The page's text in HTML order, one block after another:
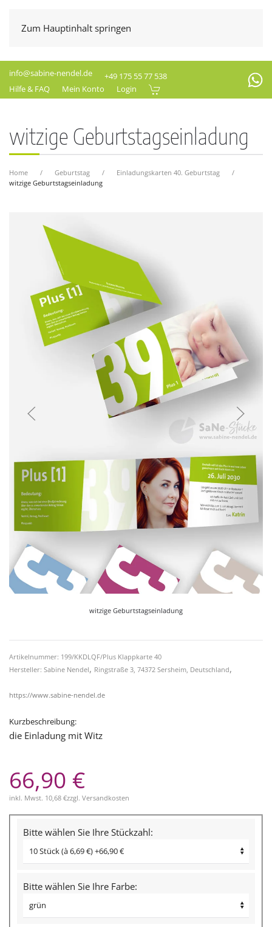
Zum Hauptinhalt springen
info@sabine-nendel.de
+49 175 55 77 538
Hilfe & FAQ
Mein Konto Login
witzige Geburtstagseinladung
Home Geburtstag
Einladungskarten 40. Geburtstag
witzige Geburtstagseinladung
witzige Geburtstagseinladung
Artikelnummer: 199/KKDLQF/Plus Klappkarte 40
Hersteller: Sabine Nendel, Ringstraße 3, 74372 Sersheim, Deutschland,
https://www.sabine-nendel.de
Kurzbeschreibung:
die Einladung mit Witz
66,90 €
inkl. Mwst. 10,68 €zzgl. Versandkosten
Bitte wählen Sie Ihre Stückzahl:
Bitte wählen Sie Ihre Farbe: